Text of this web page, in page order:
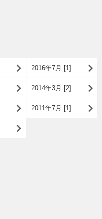
2016年7月 [1]
2014年3月 [2]
2011年7月 [1]